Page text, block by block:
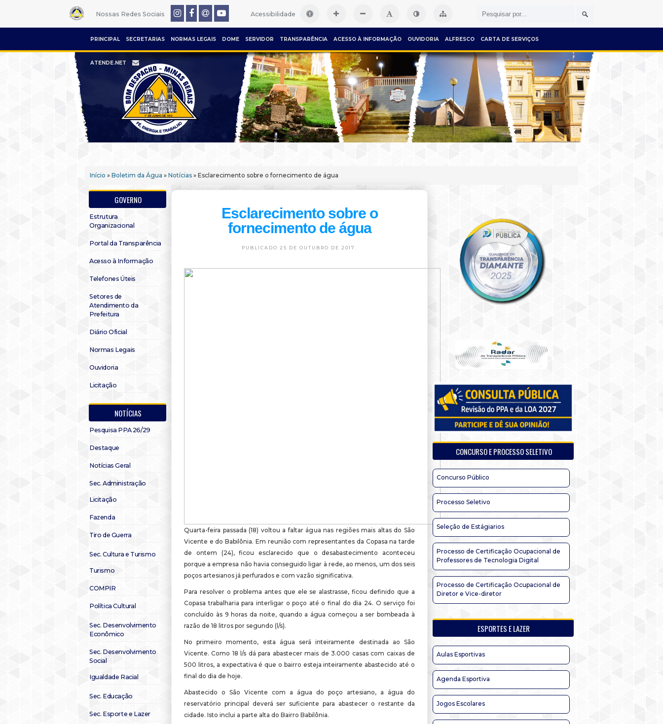
Nossas Redes Sociais Acessibilidade
PRINCIPAL SECRETARIAS NORMAS LEGAIS DOME SERVIDOR TRANSPARÊNCIA ACESSO À INFORMAÇÃO OUVIDORIA ALFRESCO CARTA DE SERVIÇOS
ATENDE.NET
Início » Boletim da Água » Notícias » Esclarecimento sobre o fornecimento de água
GOVERNO
Estrutura
Organizacional
Portal da Transparência
Acesso à Informação
Telefones Úteis
Setores de
Atendimento da
Prefeitura
Diário Oficial
Normas Legais
Ouvidoria
Licitação
NOTÍCIAS
Pesquisa PPA 26/29
Destaque
Notícias Geral
Sec. Administração
Licitação
Fazenda
Tiro de Guerra
Sec. Cultura e Turismo
Turismo
COMPIR
Política Cultural
Sec. Desenvolvimento
Econômico
Sec. Desenvolvimento
Social
Igualdade Racial
Sec. Educação
Sec. Esporte e Lazer
Esclarecimento sobre o
fornecimento de água
PUBLICADO 25 DE OUTUBRO DE 2017.
Quarta-feira passada (18) voltou a faltar água nas regiões mais altas do São
Vicente e do Babilônia. Em reunião com representantes da Copasa na tarde
de ontem (24), ficou esclarecido que o desabastecimento aconteceu
porque a empresa não havia conseguido ligar à rede, ao menos, um dos seis
poços artesianos já perfurados e com vazão significativa.
Para resolver o problema antes que ele se alastrasse, ficou definido que a
Copasa trabalharia para interligar o poço até o final do dia 24. O serviço foi
concluído às 9 horas da noite, quando a água começou a ser bombeada à
razão de 18 litros por segundo (l/s).
No primeiro momento, esta água será inteiramente destinada ao São
Vicente. Como 18 l/s dá para abastecer mais de 3.000 casas com caixas de
500 litros, a expectativa é que o bairro esteja inteiramente abastecido até o
final do dia de hoje.
Abastecido o São Vicente com a água do poço artesiano, a água do
reservatório principal deverá ser suficiente para abastecer o restante da
cidade. Isto inclui a parte alta do Bairro Babilônia.
CONCURSO E PROCESSO SELETIVO
Concurso Público
Processo Seletivo
Seleção de Estágiarios
Processo de Certificação Ocupacional de
Professores de Tecnologia Digital
Processo de Certificação Ocupacional de
Diretor e Vice-diretor
ESPORTES E LAZER
Aulas Esportivas
Agenda Esportiva
Jogos Escolares